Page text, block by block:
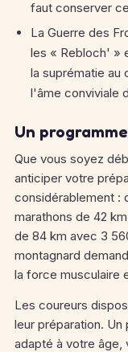
faut conserver
La Guerre des
les « Rebloch' »
la suprématie au
l'âme conviviale
Un
Que vous soyez
anticiper votre
considérablement :
marathons de 42
de 84 km avec 3
montagnard
la force musculaire
Les coureurs
leur préparation.
adapté à votre